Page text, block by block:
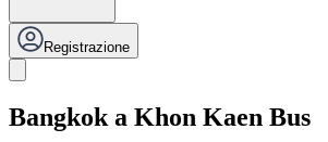
Registrazione
Bangkok a Khon Kaen Bus